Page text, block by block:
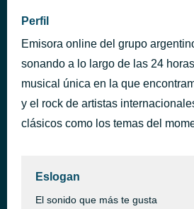
Together Again
Janet Jackson
Easy Lover
Philip Bailey
The Caribbean Disco Show
Lobo
Perfil
Emisora online del grupo
sonando a lo largo de las 24
musical única en la que
y el rock de artistas
clásicos como los temas del
Eslogan
El sonido que más te gusta